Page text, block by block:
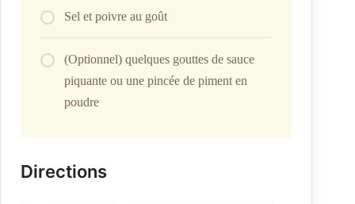
Sel et poivre au goût
(Optionnel) quelques gouttes de sauce
piquante ou une pincée de piment en
poudre
Directions